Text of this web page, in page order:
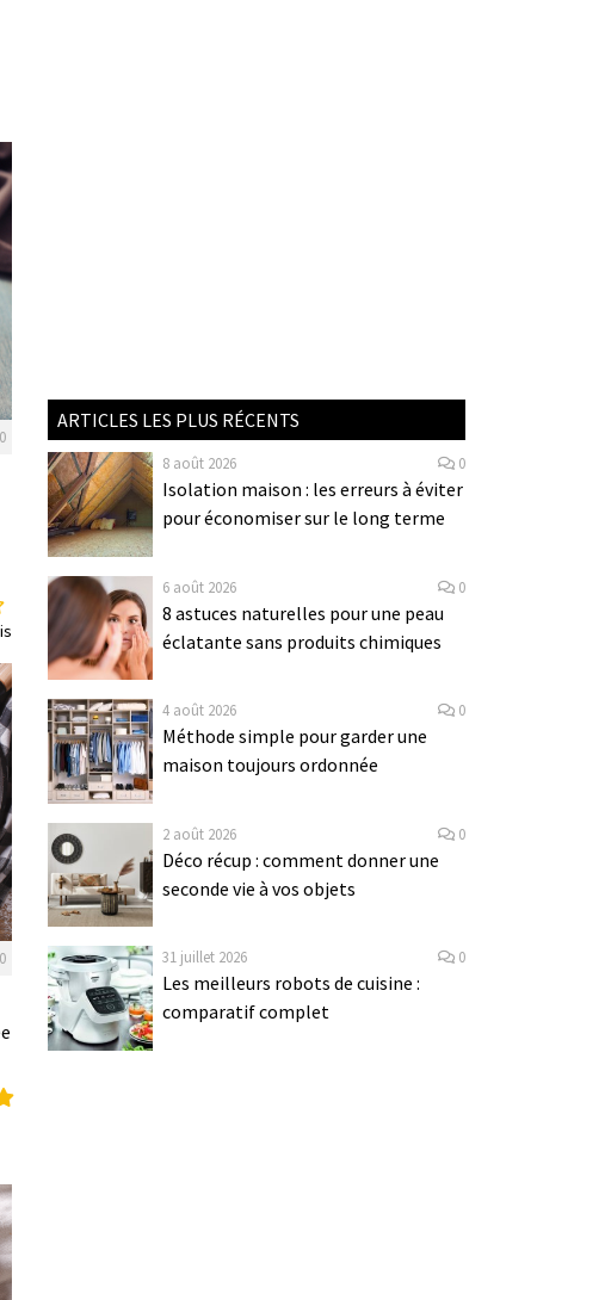
0
0
ARTICLES LES PLUS RÉCENTS
8 août 2026 0
Isolation maison : les erreurs à éviter
pour économiser sur le long terme
6 août 2026 0
8 astuces naturelles pour une peau
éclatante sans produits chimiques
4 août 2026 0
Méthode simple pour garder une
maison toujours ordonnée
2 août 2026 0
Déco récup : comment donner une
seconde vie à vos objets
31 juillet 2026 0
Les meilleurs robots de cuisine :
comparatif complet